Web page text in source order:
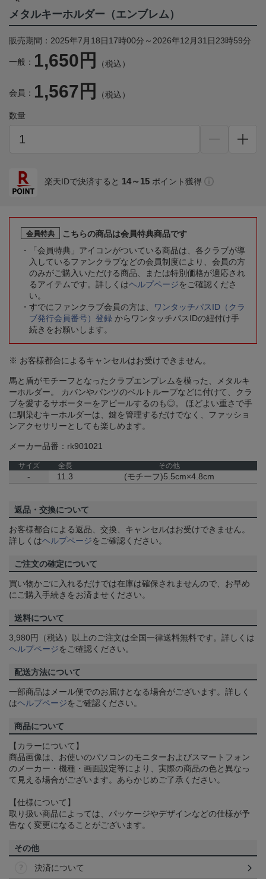
メタルキーホルダー（エンブレム）
販売期間：2025年7月18日17時00分～2026年12月31日23時59分
一般： 1,650円 （税込）
会員： 1,567円 （税込）
数量
楽天IDで決済すると 14～15 ポイント獲得
会員特典
こちらの商品は会員特典商品です
「会員特典」アイコンがついている商品は、各クラブが導
入しているファンクラブなどの会員制度により、会員の方
のみがご購入いただける商品、または特別価格が適応され
るアイテムです。詳しくはヘルプページをご確認くださ
い。
すでにファンクラブ会員の方は、
ワンタッチパスID（クラ
ブ発行会員番号）登録 からワンタッチパスIDの紐付け手
続きをお願いします。
※ お客様都合によるキャンセルはお受けできません。
馬と盾がモチーフとなったクラブエンブレムを模った、メタルキ
ーホルダー。 カバンやパンツのベルトループなどに付けて、クラ
ブを愛するサポーターをアピールするのも◎。 ほどよい重さで手
に馴染むキーホルダーは、鍵を管理するだけでなく、ファッショ
ンアクセサリーとしても楽しめます。
メーカー品番：rk901021
サイズ 全長 その他
- 11.3 (モチーフ)5.5cm×4.8cm
返品・交換について
お客様都合による返品、交換、キャンセルはお受けできません。
詳しくはヘルプページをご確認ください。
ご注文の確定について
買い物かごに入れるだけでは在庫は確保されませんので、お早め
にご購入手続きをお済ませください。
送料について
3,980円（税込）以上のご注文は全国一律送料無料です。詳しくは
ヘルプページをご確認ください。
配送方法について
一部商品はメール便でのお届けとなる場合がございます。詳しく
はヘルプページをご確認ください。
商品について
【カラーについて】
商品画像は、お使いのパソコンのモニターおよびスマートフォン
のメーカー・機種・画面設定等により、実際の商品の色と異なっ
て見える場合がございます。あらかじめご了承ください。
【仕様について】
取り扱い商品によっては、パッケージやデザインなどの仕様が予
告なく変更になることがございます。
その他
決済について